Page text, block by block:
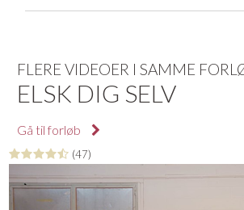
FLERE VIDEOER I SAMME
ELSK DIG SELV
Gå til forløb
(47)